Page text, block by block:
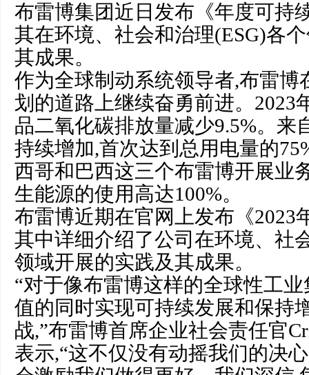
布雷博集团近日发布《年度可持
其在环境、社会和治理(ESG)各
其成果。
作为全球制动系统领导者,布雷博
划的道路上继续奋勇前进。2023
品二氧化碳排放量减少9.5%。来
持续增加,首次达到总用电量的
西哥和巴西这三个布雷博开展业
生能源的使用高达100%。
布雷博近期在官网上发布《2023
其中详细介绍了公司在环境、社
领域开展的实践及其成果。
“对于像布雷博这样的全球性工
值的同时实现可持续发展和保持
战,”布雷博首席企业社会责任官
表示,“这不仅没有动摇我们的决